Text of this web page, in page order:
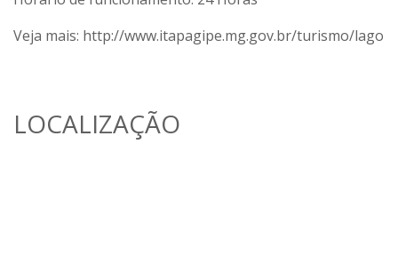
Veja mais: http://www.itapagipe.mg.gov.br/turismo/lago
LOCALIZAÇÃO